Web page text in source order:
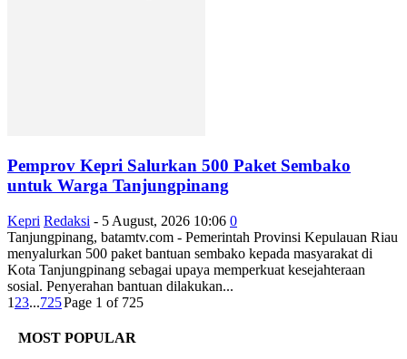
Pemprov Kepri Salurkan 500 Paket Sembako
untuk Warga Tanjungpinang
Kepri Redaksi - 5 August, 2026 10:06 0
Tanjungpinang, batamtv.com - Pemerintah Provinsi Kepulauan Riau
menyalurkan 500 paket bantuan sembako kepada masyarakat di
Kota Tanjungpinang sebagai upaya memperkuat kesejahteraan
sosial. Penyerahan bantuan dilakukan...
1 23...725Page 1 of 725
MOST POPULAR